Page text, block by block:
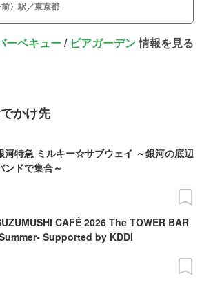
〉駅／東京都
ーベキュー/ ビアガーデン情報を見る
かけ先
河特急 ミルキー☆サブウェイ ～銀河の底辺
ンドで集合～
CAFÉ 2026 The TOWER BAR
Supported by KDDI